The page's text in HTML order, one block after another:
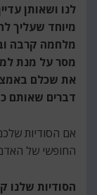
לנו ושאותן
מיוחד שעליך
מלחמה קרבה
מסר על מנת
את שכלם
דברים שאותם
אם הסודיות
החופשי של
הסודיות שלנו